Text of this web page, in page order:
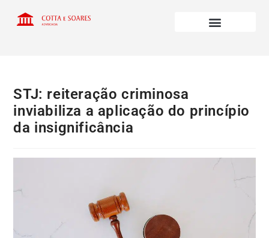
STJ: reiteração criminosa
inviabiliza a aplicação do princípio
da insignificância